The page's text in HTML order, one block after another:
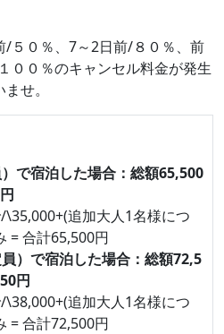
/５０％、7～2日前/８０％、前
００％のキャンセル料金が発生
せ。
）で宿泊した場合：総額65,500
追加大人1名様につ
= 合計65,500円
員）で宿泊した場合：総額72,5
円
追加大人1名様につ
= 合計72,500円